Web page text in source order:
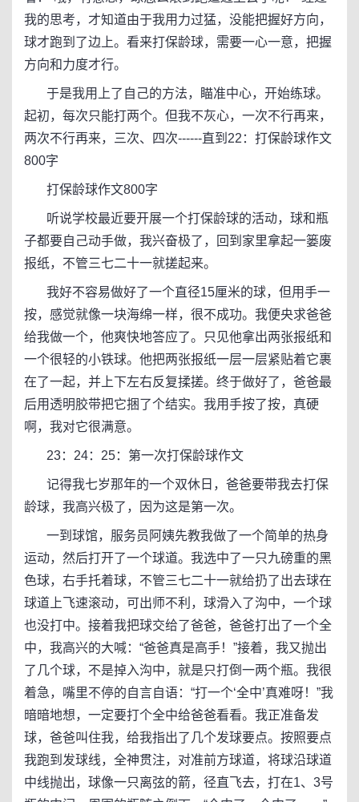
我的思考，才知道由于我用力过猛，没能把握好方向，
球才跑到了边上。看来打保龄球，需要一心一意，把握
方向和力度才行。
于是我用上了自己的方法，瞄准中心，开始练球。
起初，每次只能打两个。但我不灰心，一次不行再来，
两次不行再来，三次、四次------直到22：打保龄球作文
800字
打保龄球作文800字
听说学校最近要开展一个打保龄球的活动，球和瓶
子都要自己动手做，我兴奋极了，回到家里拿起一篓废
报纸，不管三七二十一就搓起来。
我好不容易做好了一个直径15厘米的球，但用手一
按，感觉就像一块海绵一样，很不成功。我便央求爸爸
给我做一个，他爽快地答应了。只见他拿出两张报纸和
一个很轻的小铁球。他把两张报纸一层一层紧贴着它裹
在了一起，并上下左右反复揉搓。终于做好了，爸爸最
后用透明胶带把它捆了个结实。我用手按了按，真硬
啊，我对它很满意。
23：24：25：第一次打保龄球作文
记得我七岁那年的一个双休日，爸爸要带我去打保
龄球，我高兴极了，因为这是第一次。
一到球馆，服务员阿姨先教我做了一个简单的热身
运动，然后打开了一个球道。我选中了一只九磅重的黑
色球，右手托着球，不管三七二十一就给扔了出去球在
球道上飞速滚动，可出师不利，球滑入了沟中，一个球
也没打中。接着我把球交给了爸爸，爸爸打出了一个全
中，我高兴的大喊：“爸爸真是高手！”接着，我又抛出
了几个球，不是掉入沟中，就是只打倒一两个瓶。我很
着急，嘴里不停的自言自语：“打一个‘全中’真难呀！”我
暗暗地想，一定要打个全中给爸爸看看。我正准备发
球，爸爸叫住我，给我指出了几个发球要点。按照要点
我跑到发球线，全神贯注，对准前方球道，将球沿球道
中线抛出，球像一只离弦的箭，径直飞去，打在1、3号